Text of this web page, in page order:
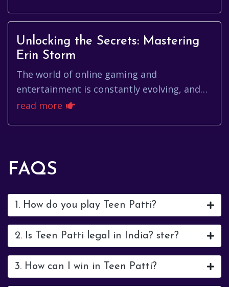
Unlocking the Secrets: Mastering
Erin Storm
The world of online gaming and
entertainment is constantly evolving, and
with it, new strategies, personalities, and
read more
FAQS
1. How do you play Teen Patti?
2. Is Teen Patti legal in India? ster?
3. How can I win in Teen Patti?